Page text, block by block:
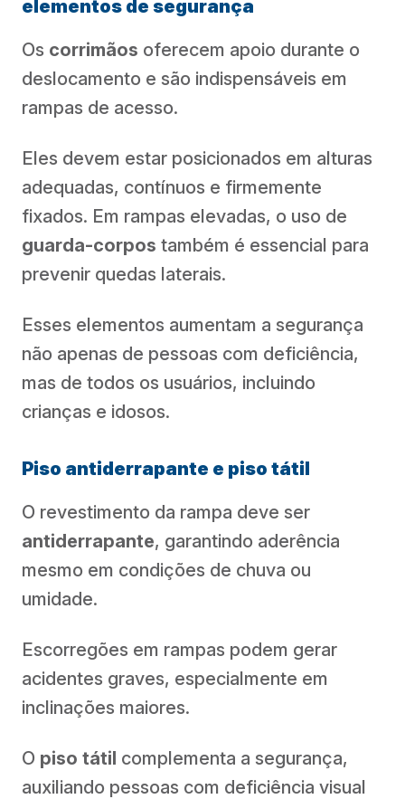
elementos de segurança
Os corrimãos oferecem apoio durante o
deslocamento e são indispensáveis em
rampas de acesso.
Eles devem estar posicionados em alturas
adequadas, contínuos e firmemente
fixados. Em rampas elevadas, o uso de
guarda-corpos também é essencial para
prevenir quedas laterais.
Esses elementos aumentam a segurança
não apenas de pessoas com deficiência,
mas de todos os usuários, incluindo
crianças e idosos.
Piso antiderrapante e piso tátil
O revestimento da rampa deve ser
antiderrapante, garantindo aderência
mesmo em condições de chuva ou
umidade.
Escorregões em rampas podem gerar
acidentes graves, especialmente em
inclinações maiores.
O piso tátil complementa a segurança,
auxiliando pessoas com deficiência visual